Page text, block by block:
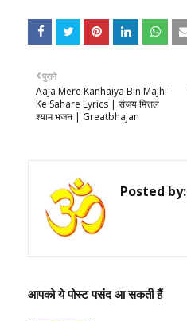
पुराने
Aaja Mere Kanhaiya Bin Majhi
Ke Sahare Lyrics | संजय मित्तल
श्याम भजन | Greatbhajan
Posted by:
आपको ये पोस्ट पसंद आ सकती हैं